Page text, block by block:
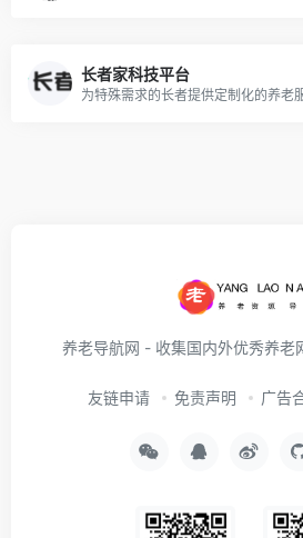
长者家科技平台
养老导航网 - 收集国内外优秀养老
友链申请 免责声明 广告